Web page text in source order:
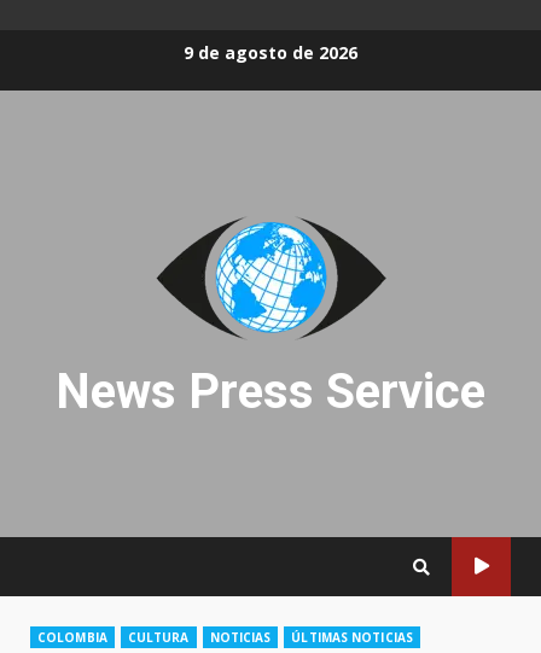
9 de agosto de 2026
News Press Service
COLOMBIA CULTURA NOTICIAS ÚLTIMAS NOTICIAS